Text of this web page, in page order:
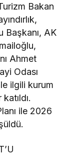
Bakan
Başkanı, AK
Ahmet
Odası
ilgili kurum
ile 2026